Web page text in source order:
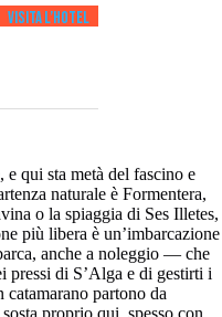
Visita l’HOTEL
qui sta metà del fascino e
naturale è Formentera,
o la spiaggia di Ses Illetes,
più libera è un’imbarcazione
anche a noleggio — che
pressi di S’Alga e di gestirti i
partono da